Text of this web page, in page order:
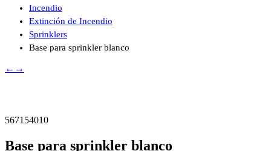
Incendio
Extinción de Incendio
Sprinklers
Base para sprinkler blanco
← →
567154010
Base para sprinkler blanco